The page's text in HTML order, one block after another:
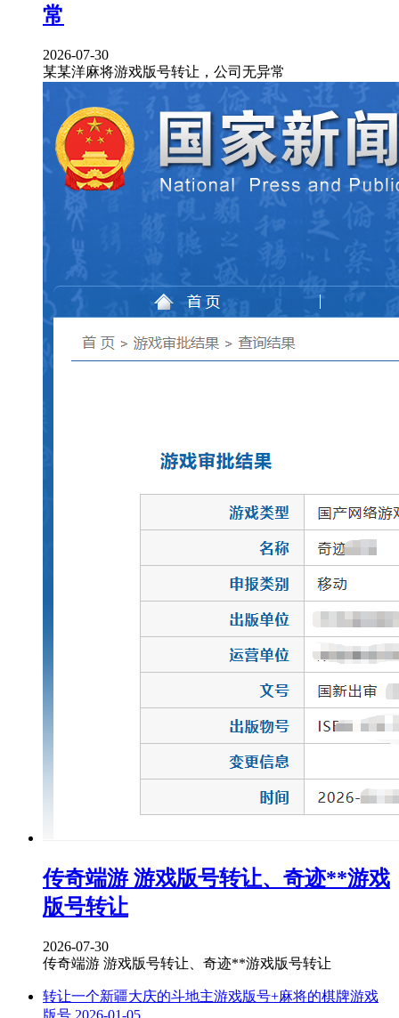
常
2026-07-30
某某洋麻将游戏版号转让，公司无异常
传奇端游 游戏版号转让、奇迹**游戏
版号转让
2026-07-30
传奇端游 游戏版号转让、奇迹**游戏版号转让
转让一个新疆大庆的斗地主游戏版号+麻将的棋牌游戏